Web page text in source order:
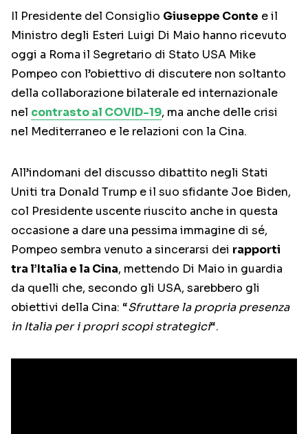
Il Presidente del Consiglio Giuseppe Conte e il
Ministro degli Esteri Luigi Di Maio hanno ricevuto
oggi a Roma il Segretario di Stato USA Mike
Pompeo con l’obiettivo di discutere non soltanto
della collaborazione bilaterale ed internazionale
nel contrasto al COVID-19, ma anche delle crisi
nel Mediterraneo e le relazioni con la Cina.
All’indomani del discusso dibattito negli Stati
Uniti tra Donald Trump e il suo sfidante Joe Biden,
col Presidente uscente riuscito anche in questa
occasione a dare una pessima immagine di sé,
Pompeo sembra venuto a sincerarsi dei rapporti
tra l’Italia e la Cina, mettendo Di Maio in guardia
da quelli che, secondo gli USA, sarebbero gli
obiettivi della Cina: “Sfruttare la propria presenza
in Italia per i propri scopi strategici“.